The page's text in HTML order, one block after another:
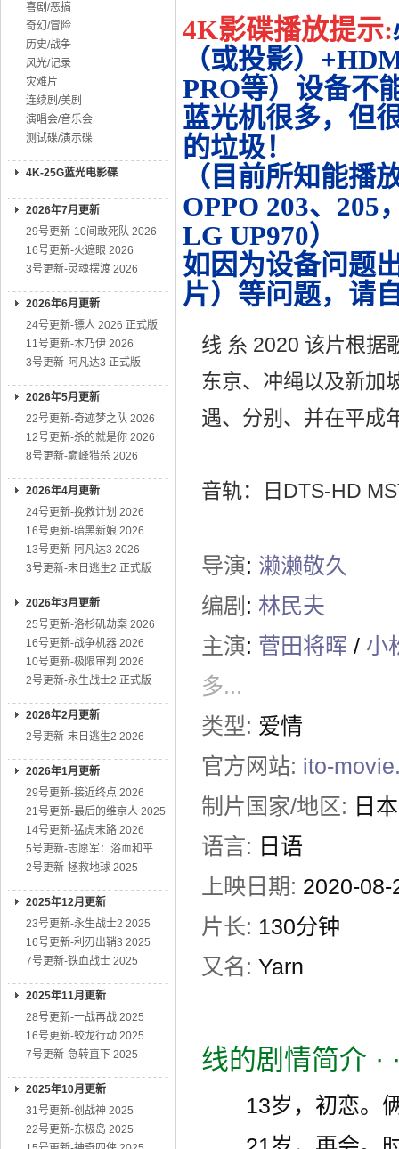
喜剧/恶搞
奇幻/冒险
历史/战争
风光/记录
灾难片
连续剧/美剧
演唱会/音乐会
测试碟/演示碟
4K-25G蓝光电影碟
2026年7月更新
29号更新-10间敢死队 2026
16号更新-火遮眼 2026
3号更新-灵魂摆渡 2026
2026年6月更新
24号更新-镖人 2026 正式版
11号更新-木乃伊 2026
3号更新-阿凡达3 正式版
2026年5月更新
22号更新-奇迹梦之队 2026
12号更新-杀的就是你 2026
8号更新-巅峰猎杀 2026
2026年4月更新
24号更新-挽救计划 2026
16号更新-暗黑新娘 2026
13号更新-阿凡达3 2026
3号更新-末日逃生2 正式版
2026年3月更新
25号更新-洛杉矶劫案 2026
16号更新-战争机器 2026
10号更新-极限审判 2026
2号更新-永生战士2 正式版
2026年2月更新
2号更新-末日逃生2 2026
2026年1月更新
29号更新-接近终点 2026
21号更新-最后的维京人 2025
14号更新-猛虎末路 2026
5号更新-志愿军：浴血和平
2号更新-拯救地球 2025
2025年12月更新
23号更新-永生战士2 2025
16号更新-利刃出鞘3 2025
7号更新-铁血战士 2025
2025年11月更新
28号更新-一战再战 2025
16号更新-蛟龙行动 2025
7号更新-急转直下 2025
2025年10月更新
31号更新-创战神 2025
22号更新-东极岛 2025
4K影碟播放提示:
（或投影）
PRO等）设备不
蓝光机很多，但
的垃圾！
（目前所知能播
OPPO 203、205
LG UP970）
如因为设备问题
片）等问题，请
线 糸 2020 该片根据
东京、冲绳以及新加
遇、分别、并在平成
音轨：日DTS-HD
导演: 濑濑敬久
编剧 : 林民夫
主演: 菅田将晖 / 小
多...
类型: 爱情
官方网站: ito-
制片国家/地区: 日本
语言: 日语
上映日期: 2020-08-
片长: 130分钟
又名: Yarn
线的剧情简介 ·
13岁，初恋。俩